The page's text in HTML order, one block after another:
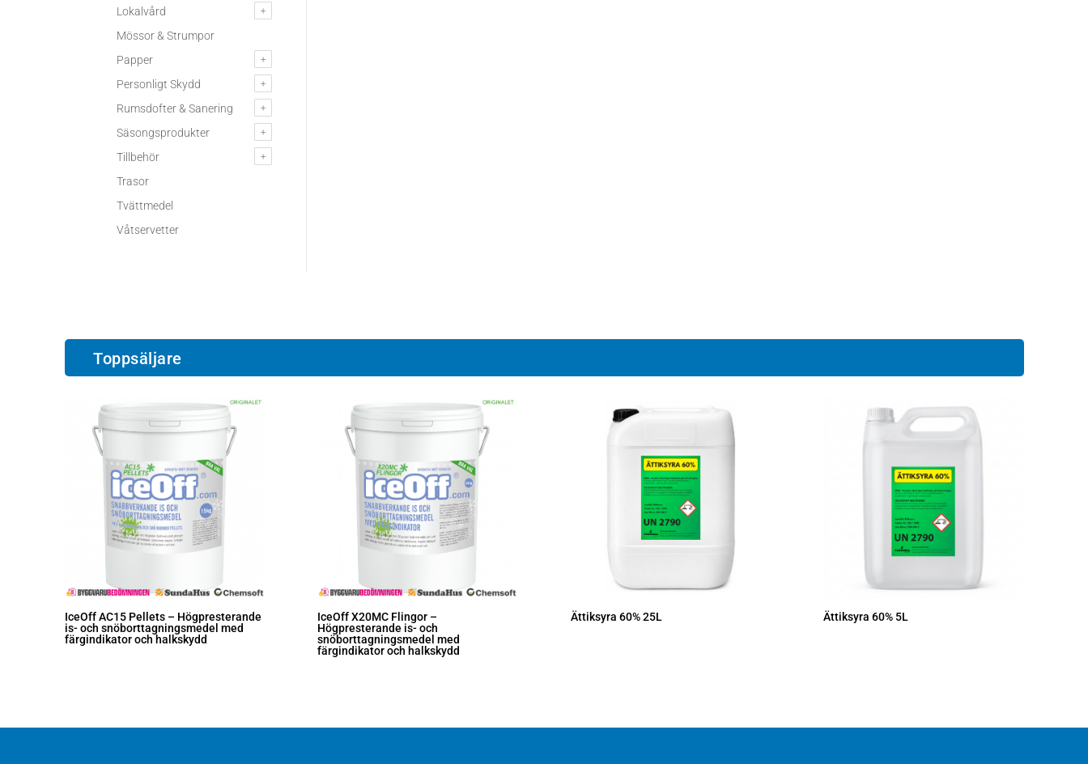
Lokalvård
Mössor & Strumpor
Papper
Personligt Skydd
Rumsdofter & Sanering
Säsongsprodukter
Tillbehör
Trasor
Tvättmedel
Våtservetter
Toppsäljare
IceOff AC15 Pellets – Högpresterande
is- och snöborttagningsmedel med
färgindikator och halkskydd
IceOff X20MC Flingor –
Högpresterande is- och
snöborttagningsmedel med
färgindikator och halkskydd
Ättiksyra 60% 25L Ättiksyra 60% 5L